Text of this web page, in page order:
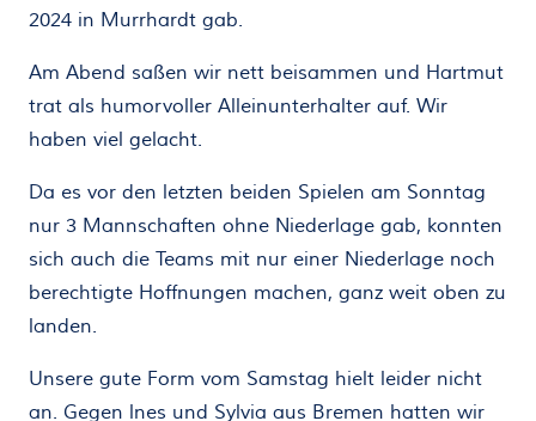
2024 in Murrhardt gab.
Am Abend saßen wir nett beisammen und Hartmut
trat als humorvoller Alleinunterhalter auf. Wir
haben viel gelacht.
Da es vor den letzten beiden Spielen am Sonntag
nur 3 Mannschaften ohne Niederlage gab, konnten
sich auch die Teams mit nur einer Niederlage noch
berechtigte Hoffnungen machen, ganz weit oben zu
landen.
Unsere gute Form vom Samstag hielt leider nicht
an. Gegen lnes und Sylvia aus Bremen hatten wir